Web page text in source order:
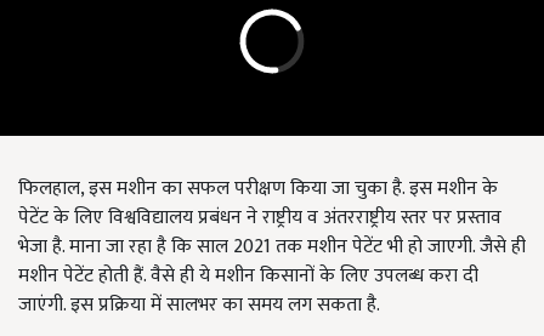
फिलहाल, इस मशीन का सफल परीक्षण किया जा चुका है. इस मशीन के
पेटेंट के लिए विश्वविद्यालय प्रबंधन ने राष्ट्रीय व अंतरराष्ट्रीय स्तर पर प्रस्ताव
भेजा है. माना जा रहा है कि साल 2021 तक मशीन पेटेंट भी हो जाएगी. जैसे ही
मशीन पेटेंट होती हैं. वैसे ही ये मशीन किसानों के लिए उपलब्ध करा दी
जाएंगी. इस प्रक्रिया में सालभर का समय लग सकता है.